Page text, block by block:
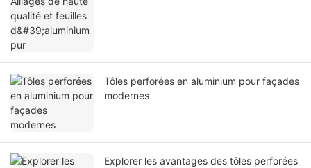
Tôles perforées en aluminium pour façades
modernes
Explorer les avantages des tôles perforées